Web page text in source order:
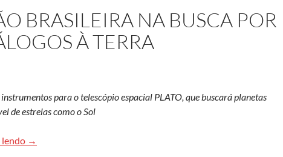
BRASILEIRA NA BUSCA POR
À TERRA
para o telescópio espacial PLATO, que buscará planetas
de estrelas como o Sol
A participação brasileira na busca por planetas análogos à Terra
→